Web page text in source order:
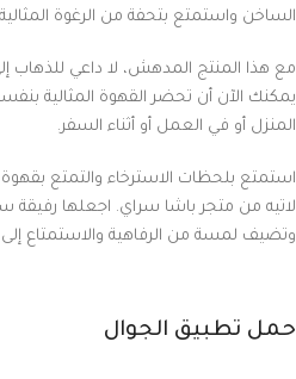
الساخن واستمتع بتحفة من الرغوة المثالية
مع هذا المنتج المدهش، لا داعي للذهاب
يمكنك الآن أن تحضر القهوة المثالية
المنزل أو في العمل أو أثناء السفر.
استمتع بلحظات الاسترخاء والتمتع
لاتيه من متجر باشا سراي. اجعلها رفيقة
وتضيف لمسة من الرفاهية والاستمتاع
حمل تطبيق الجوال